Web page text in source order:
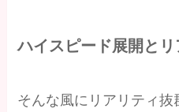
ハイスピード展開とリ
そんな風にリアリティ抜